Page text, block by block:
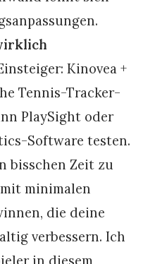
Kinovea +
Tennis-Tracker-
PlaySight oder
Software testen.
bisschen Zeit zu
minimalen
die deine
verbessern. Ich
in diesem